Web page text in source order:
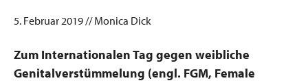
5. Februar 2019 // Monica Dick
Zum Internationalen Tag gegen weibliche
Genitalverstümmelung (engl. FGM, Female